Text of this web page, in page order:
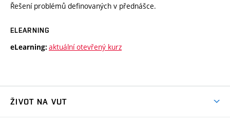
Řešení problémů definovaných v přednášce.
ELEARNING
eLearning: aktuální otevřený kurz
ŽIVOT NA VUT